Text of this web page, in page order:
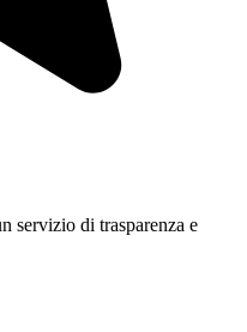
servizio di trasparenza e